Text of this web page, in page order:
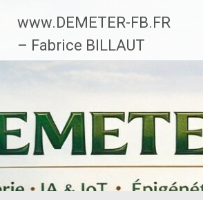
contenu
principal
www.DEMETER-FB.FR
– Fabrice BILLAUT